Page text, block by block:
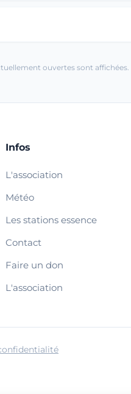
ouvertes sont affichées.
Infos
L'association
Météo
Les stations essence
Contact
Faire un don
L'association